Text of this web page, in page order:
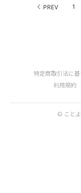
PREV 1
特定商取引法に
利用規約
© こと